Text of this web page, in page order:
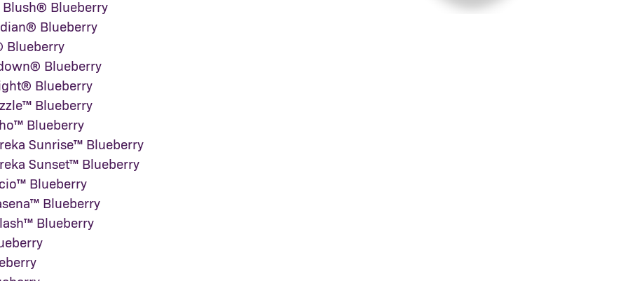
Blush® Blueberry
Blueberry
Blueberry
Blueberry
Blueberry
Blueberry
Blueberry
Sunrise™ Blueberry
Sunset™ Blueberry
Blueberry
Blueberry
Blueberry